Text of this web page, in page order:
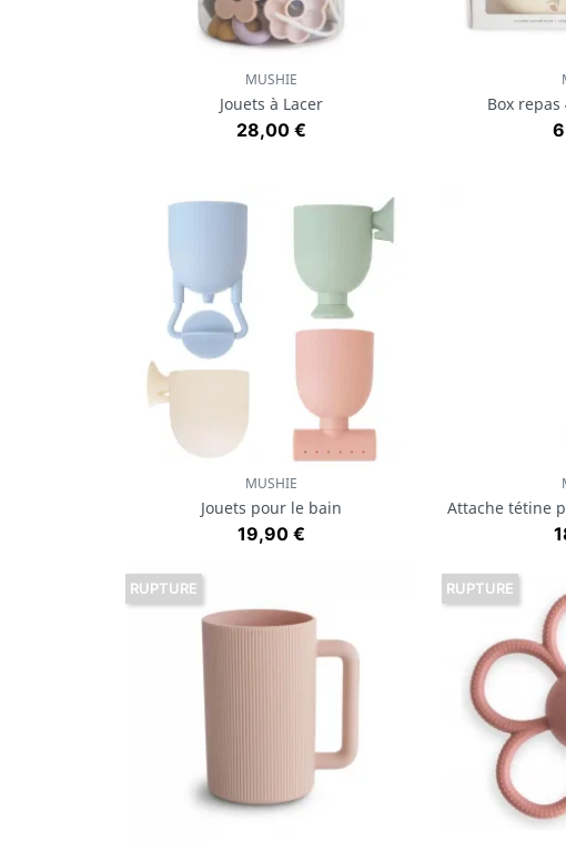
Aperçu rapide
MUSHIE
Jouets à Lacer
Prix
28,00 €
Box
Aperçu rapide
MUSHIE
Jouets pour le bain
Prix
19,90 €
Attache tétine
RUPTURE RUPTURE